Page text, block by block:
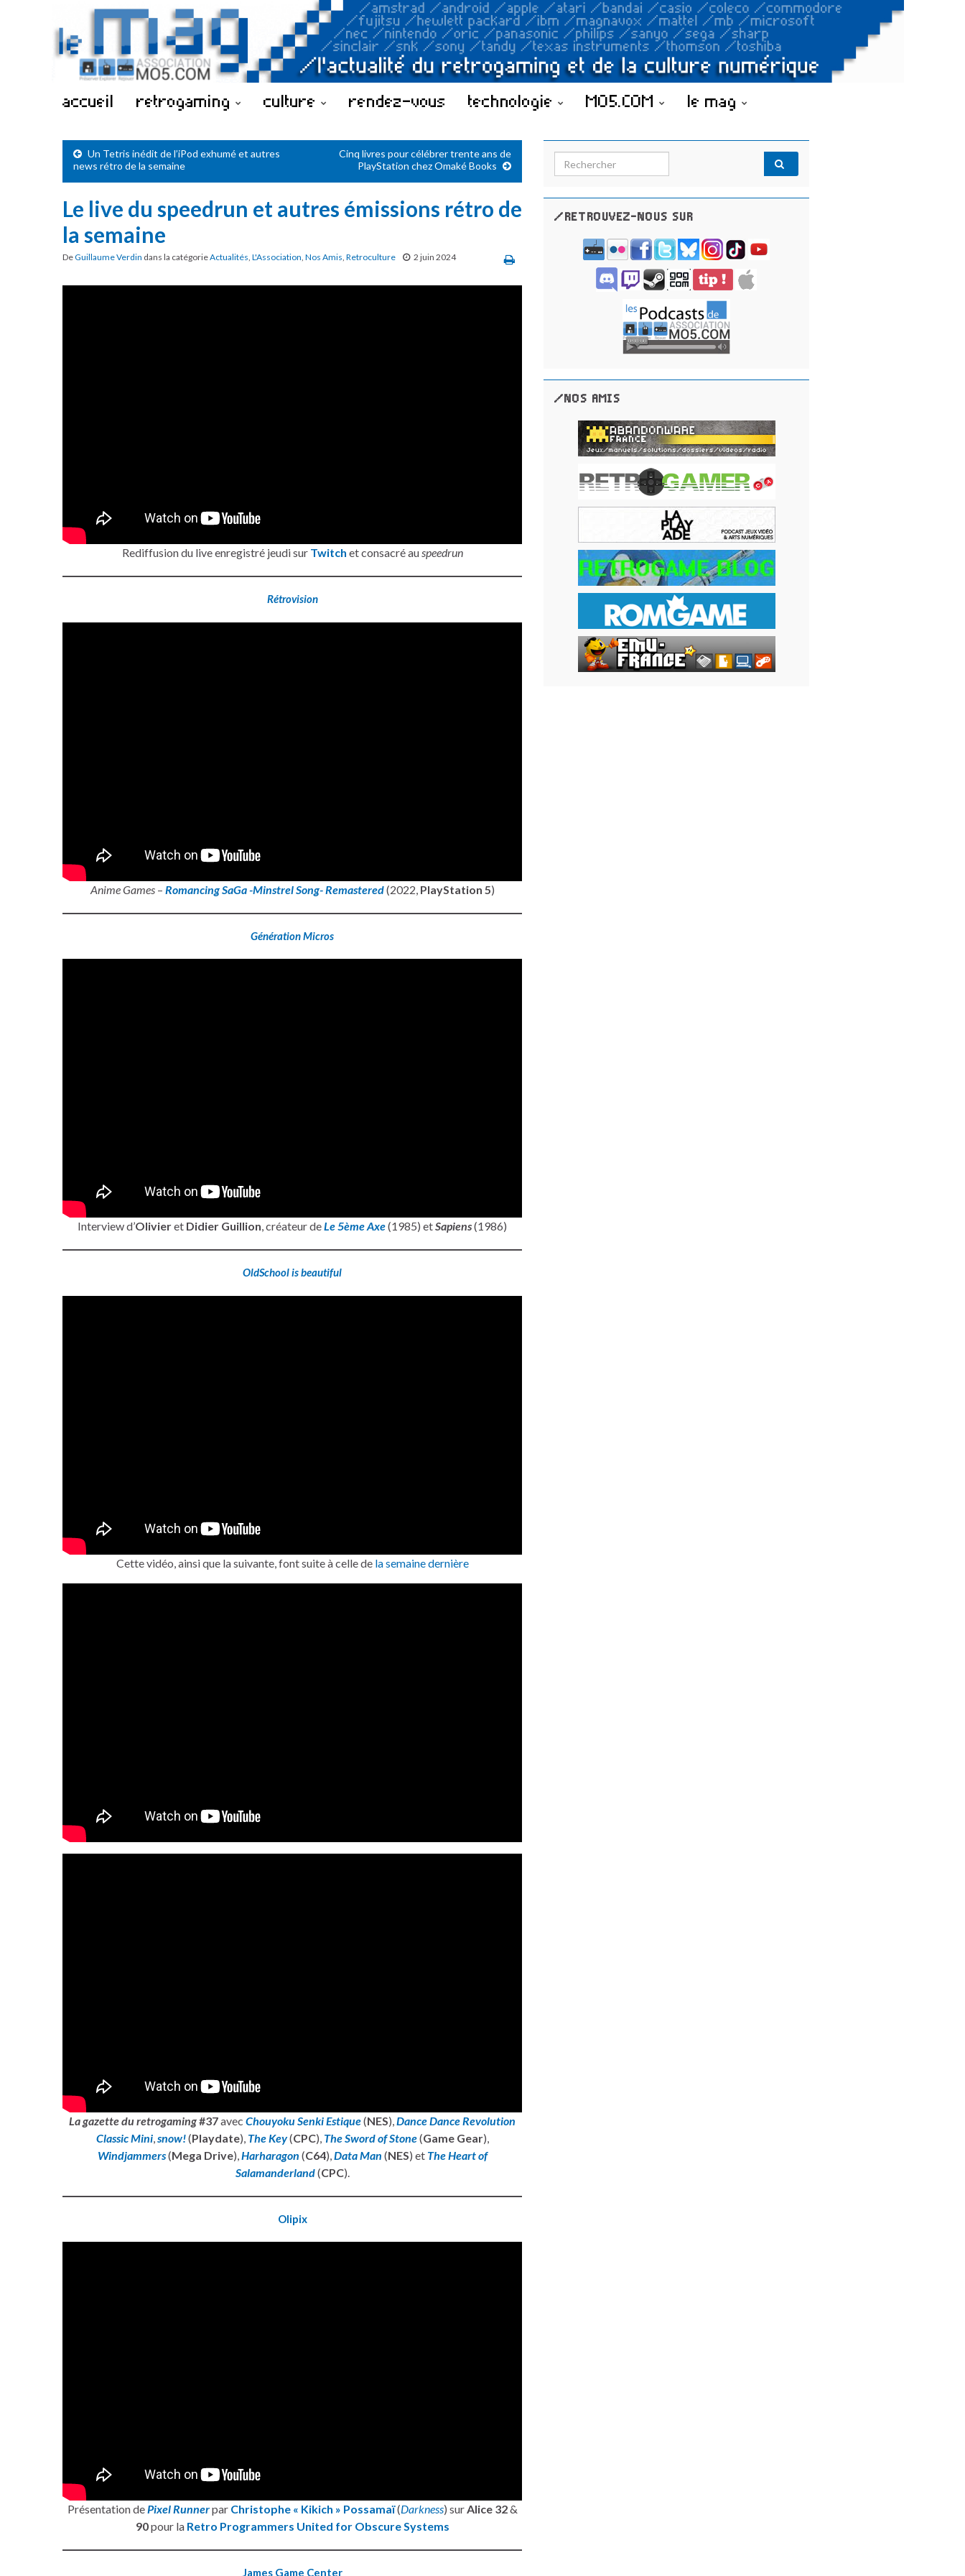
accueil retrogaming culture rendez-vous technologie MO5.COM le mag
Un Tetris inédit de l’iPod exhumé et autres
news rétro de la semaine
Cinq livres pour célébrer trente ans de
PlayStation chez Omaké Books
Le live du speedrun et autres émissions rétro de
la semaine
DeGuillaume Verdin dans la catégorieActualités, L'Association, Nos Amis, Retroculture 2 juin 2024
Rediffusion du live enregistré jeudi sur Twitch et consacré auspeedrun
Rétrovision
Anime Games– Romancing SaGa -Minstrel Song- Remastered(2022, PlayStation 5)
Génération Micros
Interview d’Olivieret Didier Guillion, créateur deLe 5ème Axe(1985) etSapiens(1986)
OldSchool is beautiful
Cette vidéo, ainsi que la suivante, font suite à celle de la semaine dernière
La gazette du retrogaming#37avec Chouyoku Senki Estique(NES), Dance Dance Revolution
Classic Mini, snow!(Playdate), The Key(CPC), The Sword of Stone(Game Gear),
Windjammers(Mega Drive), Harharagon (C64), Data Man (NES) et The Heart of
Salamanderland(CPC).
Olipix
Présentation dePixel Runnerpar Christophe « Kikich » Possamaï(Darkness) surAlice 32&
90pour la Retro Programmers United for Obscure Systems
James Game Center
Search for:
/RETROUVEZ-NOUS SUR
/NOS AMIS